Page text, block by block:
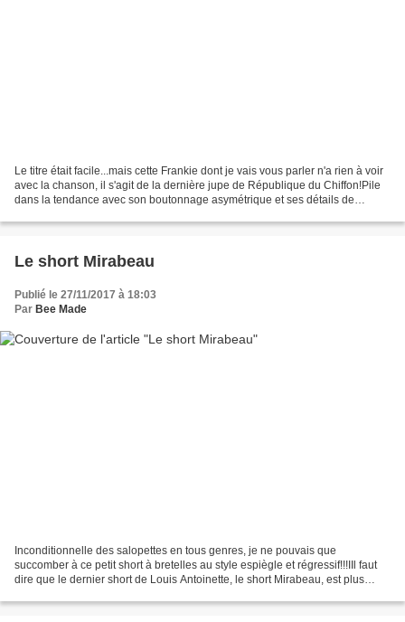
Le titre était facile...mais cette Frankie dont je vais vous parler n'a rien à voir
avec la chanson, il s'agit de la dernière jupe de République du Chiffon!Pile
dans la tendance avec son boutonnage asymétrique et ses détails de
Le short Mirabeau
Publié le 27/11/2017 à 18:03
Par Bee Made
Inconditionnelle des salopettes en tous genres, je ne pouvais que
succomber à ce petit short à bretelles au style espiègle et régressif!!!IIl faut
dire que le dernier short de Louis Antoinette, le short Mirabeau, est plus